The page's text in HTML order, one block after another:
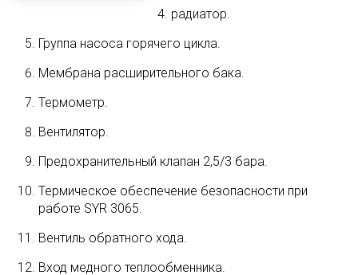
радиатор.
Группа насоса горячего цикла.
Мембрана расширительного бака.
Термометр.
Вентилятор.
Предохранительный клапан 2,5/3 бара.
Термическое обеспечение безопасности при
работе SYR 3065.
Вентиль обратного хода.
Вход медного теплообменника.